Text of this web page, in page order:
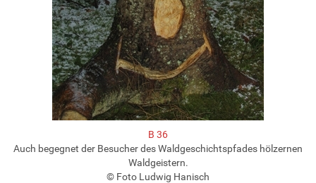
B 36
Auch begegnet der Besucher des Waldgeschichtspfades hölzernen
Waldgeistern.
© Foto Ludwig Hanisch